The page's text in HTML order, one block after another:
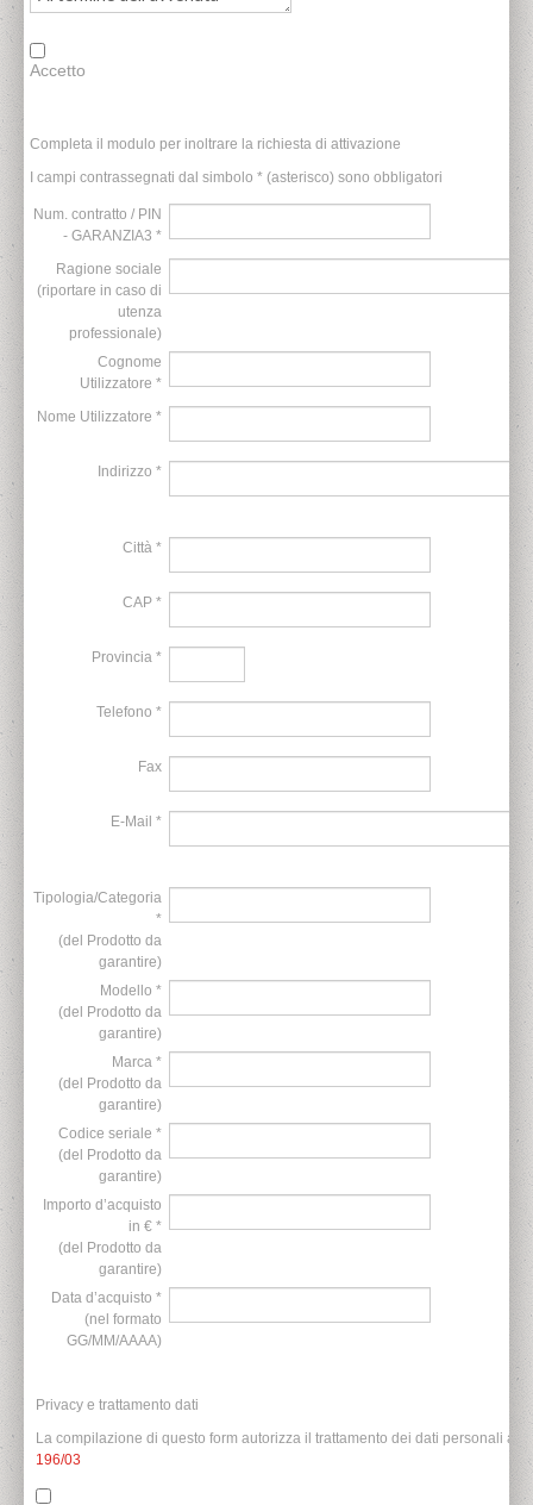
Accetto
Completa il modulo per inoltrare la richiesta di attivazione
I campi contrassegnati dal simbolo * (asterisco) sono obbligatori
Num. contratto / PIN
- GARANZIA3 *
Ragione sociale
(riportare in caso di
utenza
professionale)
Cognome
Utilizzatore *
Nome Utilizzatore *
Indirizzo *
Città *
CAP *
Provincia *
Telefono *
Fax
E-Mail *
Tipologia/Categoria
*
(del Prodotto da
garantire)
Modello *
(del Prodotto da
garantire)
Marca *
(del Prodotto da
garantire)
Codice seriale *
(del Prodotto da
garantire)
Importo d’acquisto
in € *
(del Prodotto da
garantire)
Data d’acquisto *
(nel formato
GG/MM/AAAA)
Privacy e trattamento dati
La compilazione di questo form autorizza il trattamento dei dati personali ai
196/03